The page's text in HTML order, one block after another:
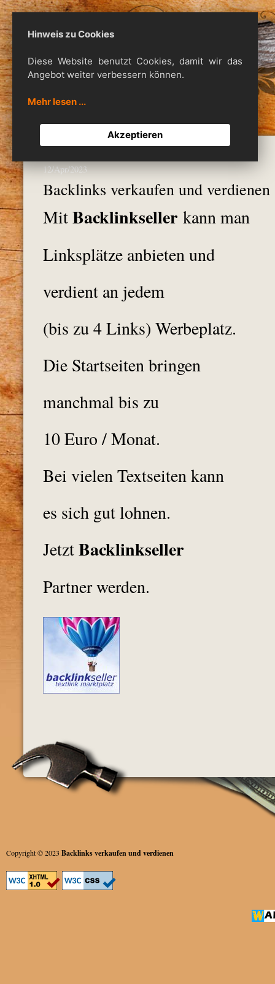
MillionDollarHomepage
12/Apr/2023
Backlinks verkaufen und verdienen
MitBacklinkseller kann man
Linksplätze anbieten und
verdient an jedem
(bis zu 4 Links) Werbeplatz.
Die Startseiten bringen
manchmal bis zu
10 Euro / Monat.
Bei vielen Textseiten kann
es sich gut lohnen.
JetztBacklinkseller
Partner werden.
Copyright © 2023 Backlinks verkaufen und verdienen
Hinweis zu Cookies
Diese Website benutzt Cookies, damit wir das
Angebot weiter verbessern können.
Mehr lesen ...
Akzeptieren